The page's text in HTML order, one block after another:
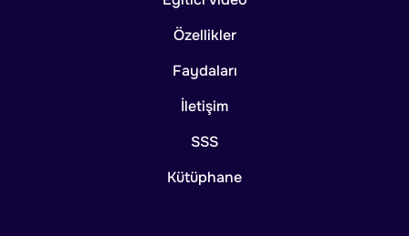
Özellikler
Faydaları
İletişim
SSS
Kütüphane